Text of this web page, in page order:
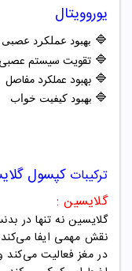
یوروویتال
🔷 بهبود عملکرد عصبی
🔷 تقویت سیستم عصبی
🔷 بهبود عملکرد مفاصل
🔷 بهبود کیفیت خواب
ترکیبات کپسول گلایسین 1000 میلی
گلایسین :
گلایسین نه تنها در
نقش مهمی ایفا
در مغز فعالیت